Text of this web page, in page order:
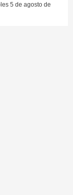
5 de agosto de